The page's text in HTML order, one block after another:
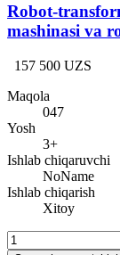
Robot-
mashinasi va
157 500 UZS
Maqola
047
Yosh
3+
Ishlab chiqaruvchi
NoName
Ishlab chiqarish
Xitoy